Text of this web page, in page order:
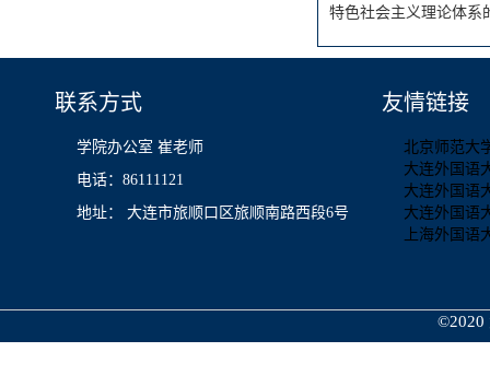
特色社会主义理论体系
联系方式
学院办公室 崔老师
电话：86111121
地址： 大连市旅顺口区旅顺南路西段6号
友情链接
北京师范大
大连外国语
大连外国语
大连外国语
上海外国语
©2020